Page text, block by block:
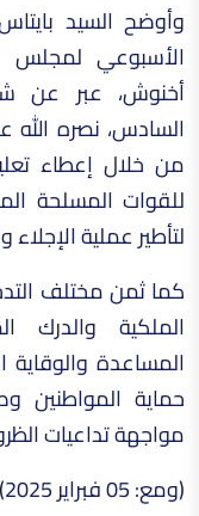
وأوضح السيد
الأسبوعي لمجلس
أخنوش، عبر عن
السادس، نصره الله
من خلال إعطاء
للقوات المسلحة
لتأطير عملية
كما ثمن مختلف
الملكية والدرك
المساعدة
حماية
مواجهة تداعيات
(ومع: 05 فبراير 2025)